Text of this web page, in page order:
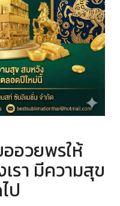
อวยพรให้
รา มีความสุข
ป